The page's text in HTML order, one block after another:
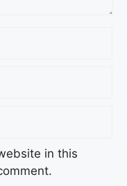
in this